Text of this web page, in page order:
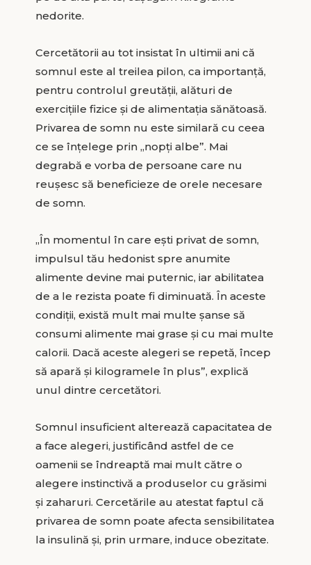
nedorite.
Cercetătorii au tot insistat în ultimii ani că
somnul este al treilea pilon, ca importanţă,
pentru controlul greutăţii, alături de
exerciţiile fizice şi de alimentaţia sănătoasă.
Privarea de somn nu este similară cu ceea
ce se înţelege prin „nopţi albe”. Mai
degrabă e vorba de persoane care nu
reuşesc să beneficieze de orele necesare
de somn.
„În momentul în care eşti privat de somn,
impulsul tău hedonist spre anumite
alimente devine mai puternic, iar abilitatea
de a le rezista poate fi diminuată. În aceste
condiţii, există mult mai multe şanse să
consumi alimente mai grase şi cu mai multe
calorii. Dacă aceste alegeri se repetă, încep
să apară şi kilogramele în plus”, explică
unul dintre cercetători.
Somnul insuficient alterează capacitatea de
a face alegeri, justificând astfel de ce
oamenii se îndreaptă mai mult către o
alegere instinctivă a produselor cu grăsimi
şi zaharuri. Cercetările au atestat faptul că
privarea de somn poate afecta sensibilitatea
la insulină şi, prin urmare, induce obezitate.